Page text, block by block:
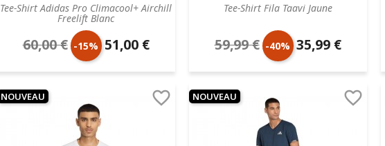
Tee-Shirt Adidas Pro Climacool+ Airchill
Freelift Blanc
Prix
de
base
60,00 € -15% Prix
unitaire
51,00 €
Tee-Shirt Fila Taavi Jaune
Prix
de
base
59,99 € -40% Prix
unitaire
35,99 €

NOUVEAU 
NOUVEAU